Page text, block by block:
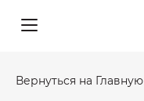
Вернуться на Главную